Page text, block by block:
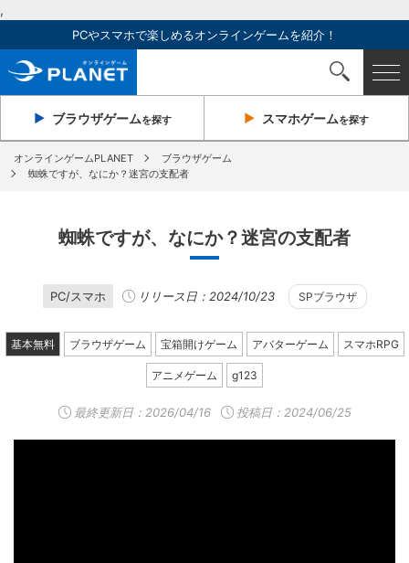
,
PCやスマホで楽しめるオンラインゲームを紹介！
ブラウザゲームを探す スマホゲームを探す
オンラインゲームPLANET
ブラウザゲーム
蜘蛛ですが、なにか？迷宮の支配者
蜘蛛ですが、なにか？迷宮の支配者
PC/スマホ リリース日：2024/10/23 SPブラウザ
基本無料 ブラウザゲーム 宝箱開けゲーム アバターゲーム スマホRPG
アニメゲーム g123
最終更新日： 2026/04/16 投稿日：2024/06/25